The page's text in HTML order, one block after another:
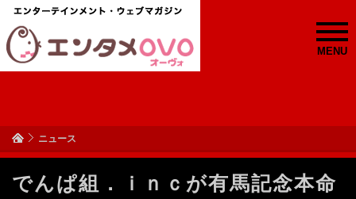
MENU
ニュース
でんぱ組．ｉｎｃが有馬記念本命